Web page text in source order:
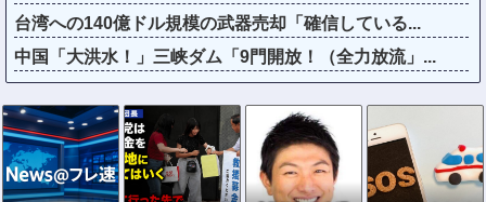
台湾への140億ドル規模の武器売却「確信している...
中国「大洪水！」三峡ダム「9門開放！（全力放流」...